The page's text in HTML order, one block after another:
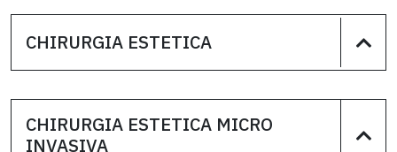
CHIRURGIA ESTETICA
CHIRURGIA ESTETICA MICRO
INVASIVA